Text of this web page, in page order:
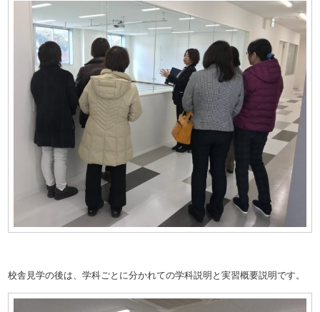
校舎見学の後は、学科ごとに分かれての学科説明と実習概要説明です。